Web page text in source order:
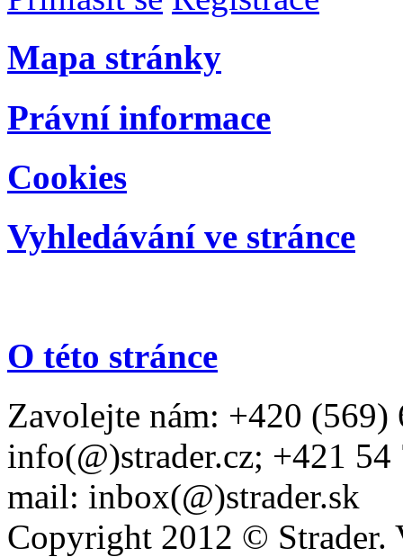
Mapa stránky
Právní informace
Cookies
Vyhledávání ve stránce
O této stránce
Zavolejte nám: +420 (569)
info(@)strader.cz; +421
mail: inbox(@)strader.sk
Copyright 2012 © Strader.